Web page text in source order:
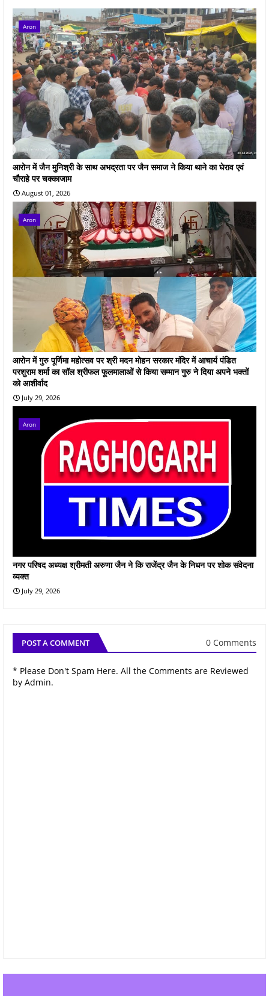
Aron
आरोन में जैन मुनिश्री के साथ अभद्रता पर जैन समाज ने किया थाने का घेराव एवं
चौराहे पर चक्काजाम
August 01, 2026
Aron
आरोन में गुरु पूर्णिमा महोत्सव पर श्री मदन मोहन सरकार मंदिर में आचार्य पंडित
परशुराम शर्मा का सॉल श्रीफल फूलमालाओं से किया सम्मान गुरु ने दिया अपने भक्तों
को आशीर्वाद
July 29, 2026
Aron
नगर परिषद अध्यक्ष श्रीमती अरुणा जैन ने कि राजेंद्र जैन के निधन पर शोक संवेदना
व्यक्त
July 29, 2026
POST A COMMENT 0 Comments
* Please Don't Spam Here. All the Comments are Reviewed
by Admin.